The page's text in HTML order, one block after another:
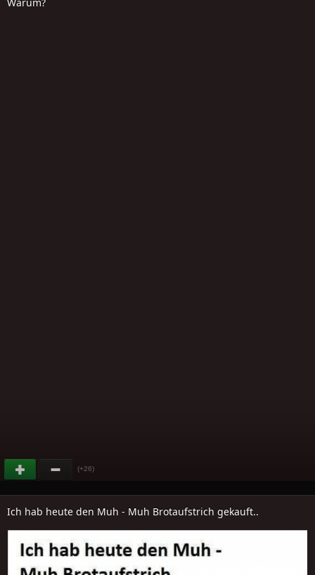
(+26)
Ich hab heute den Muh - Muh Brotaufstrich gekauft..